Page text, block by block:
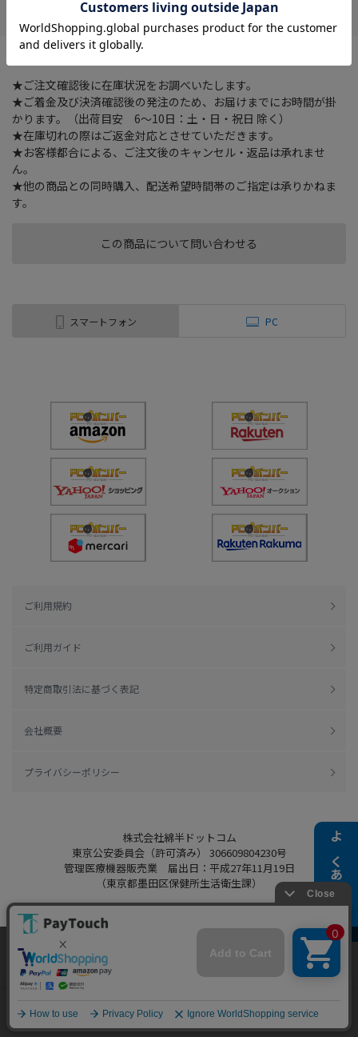
よくある質問
この商品について問い合わせる
片手でしっかり開閉可能。持ち運びやすいスリムな形状。
★ご注文確認後に在庫状況をお調べいたします。
★ご着金及び決済確認後の発注のため、お届けまでにお時間が掛
かります。（出荷目安 6～10日：土・日・祝日 除く）
★在庫切れの際はご返金対応とさせていただきます。
★お客様都合による、ご注文後のキャンセル・返品は承れませ
ん。
★他の商品との同時購入、配送希望時間帯のご指定は承りかねま
す。
スマートフォン PC
ご利用規約
ご利用ガイド
特定商取引法に基づく表記
会社概要
プライバシーポリシー
株式会社綿半ドットコム
東京公安委員会（許可済み） 306609804230号
管理医療機器販売業 届出日：平成27年11月19日
（東京都墨田区保健所生活衛生課）
Copyright 2022
Powered by Watahan Partners Co., Ltd.
当ウェブサイトでは、お客様により良いサービス
をご提供するため、クッキーを利用しています。
サイト利用を継続することにより、クッキーの使
細はこちら」をご覧ください。
同意する